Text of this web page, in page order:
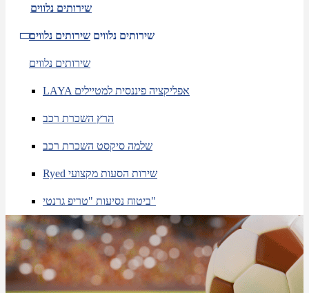
שירותים נלווים
שירותים נלווים שירותים נלווים
שירותים נלווים
LAYA אפליקציה פיננסית למטיילים
הרץ השכרת רכב
שלמה סיקסט השכרת רכב
Ryed שירות הסעות מקצועי
ביטוח נסיעות "טריפ גרנטי"